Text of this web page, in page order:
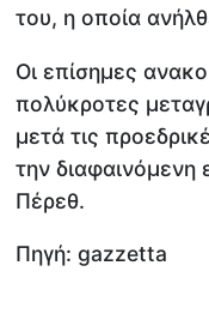
του, η οποία
Οι επίσημες
πολύκροτες
μετά τις
την διαφαινόμενη
Πέρεθ.
Πηγή: gazzetta